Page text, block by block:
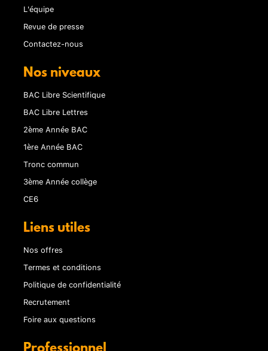
L'équipe
Revue de presse
Contactez-nous
Nos niveaux
BAC Libre Scientifique
BAC Libre Lettres
2ème Année BAC
1ère Année BAC
Tronc commun
3ème Année collège
CE6
Liens utiles
Nos offres
Termes et conditions
Politique de confidentialité
Recrutement
Foire aux questions